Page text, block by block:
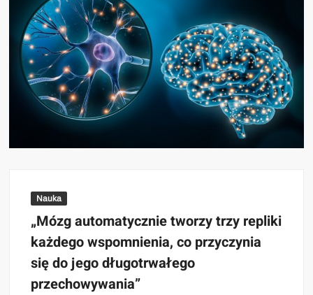
Nauka
„Mózg automatycznie tworzy trzy repliki
każdego wspomnienia, co przyczynia
się do jego długotrwałego
przechowywania”